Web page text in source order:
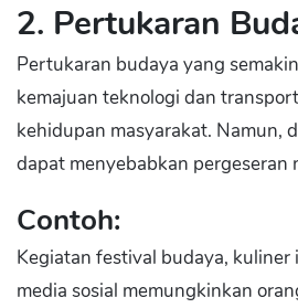
2. Pertukaran
Pertukaran budaya yang
kemajuan teknologi dan
kehidupan masyarakat. Namun,
dapat menyebabkan pergeseran
Contoh:
Kegiatan festival budaya, kuliner
media sosial memungkinkan